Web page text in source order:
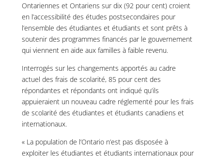
Ontariennes et Ontariens sur dix (92 pour cent) croient
en l’accessibilité des études postsecondaires pour
l’ensemble des étudiantes et étudiants et sont prêts à
soutenir des programmes financés par le gouvernement
qui viennent en aide aux familles à faible revenu.
Interrogés sur les changements apportés au cadre
actuel des frais de scolarité, 85 pour cent des
répondantes et répondants ont indiqué qu’ils
appuieraient un nouveau cadre réglementé pour les frais
de scolarité des étudiantes et étudiants canadiens et
internationaux.
« La population de l’Ontario n’est pas disposée à
exploiter les étudiantes et étudiants internationaux pour